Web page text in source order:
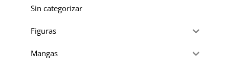
Sin categorizar
Figuras
Mangas